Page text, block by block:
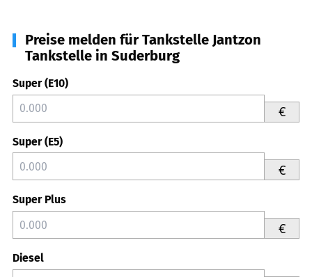
Preise melden für Tankstelle Jantzon
Tankstelle in Suderburg
Super (E10)
€
Super (E5)
€
Super Plus
€
Diesel